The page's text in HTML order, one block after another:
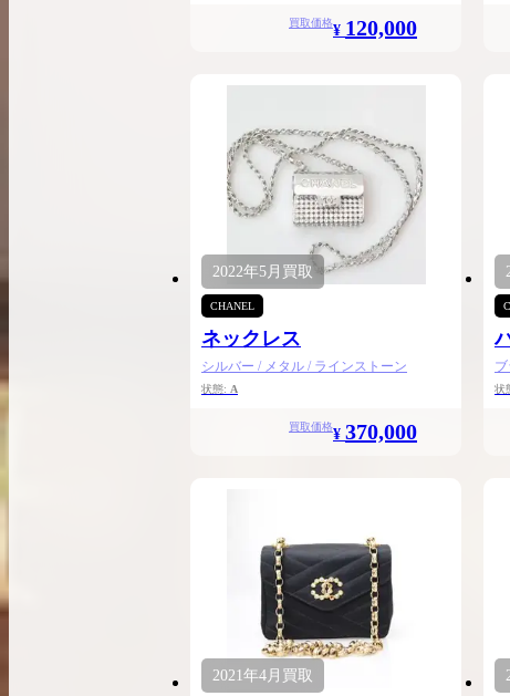
買取価格¥ 120,000
2022年5月 買取
CHANEL
ネックレス
シルバー / メタル / ラインストーン
状態: A
買取価格¥ 370,000
状
2021年4月 買取